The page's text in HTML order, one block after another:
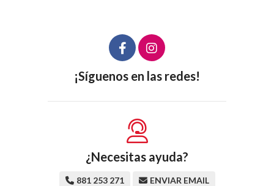
¡Síguenos en las redes!
¿Necesitas ayuda?
881 253 271 ENVIAR EMAIL